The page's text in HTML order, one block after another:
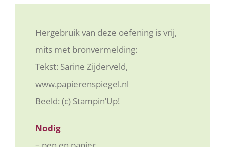
Hergebruik van deze oefening is vrij,
mits met bronvermelding:
Tekst: Sarine Zijderveld,
www.papierenspiegel.nl
Beeld: (c) Stampin’Up!
Nodig